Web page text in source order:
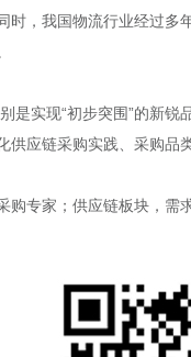
，我国物流行业经过多
是实现“初步突围”的新
应链采购实践、采购品
购专家；供应链板块，需